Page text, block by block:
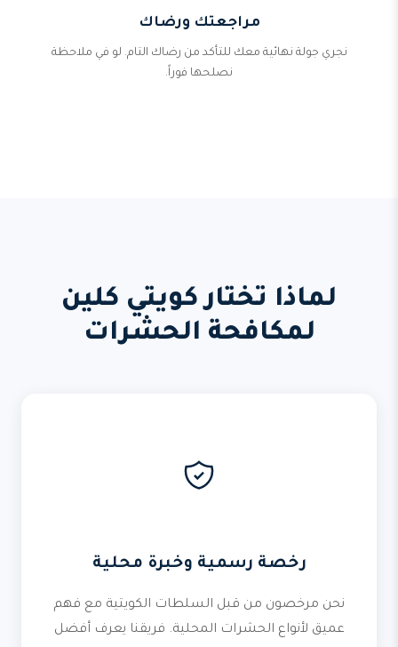
مراجعتك ورضاك
نجري جولة نهائية معك للتأكد من رضاك التام. لو في ملاحظة
نصلحها فوراً.
لماذا تختار كويتي كلين
لمكافحة الحشرات
رخصة رسمية وخبرة محلية
نحن مرخصون من قبل السلطات الكويتية مع فهم
عميق لأنواع الحشرات المحلية. فريقنا يعرف أفضل